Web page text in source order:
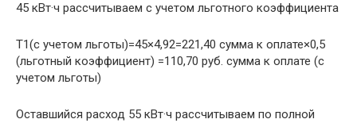
45 кВт·ч рассчитываем с учетом льготного коэффициента
Т1(с учетом льготы)=45×4,92=221,40 сумма к оплате×0,5
(льготный коэффициент) =110,70 руб. сумма к оплате (с
учетом льготы)
Оставшийся расход 55 кВт·ч рассчитываем по полной